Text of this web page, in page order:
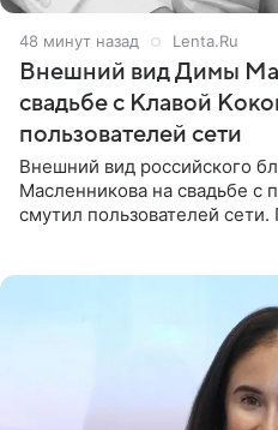
49 минут назад Lenta.Ru
Внешний вид Димы
свадьбе с Клавой
пользователей сети
Внешний вид российского
Масленникова на свадьбе с
смутил пользователей